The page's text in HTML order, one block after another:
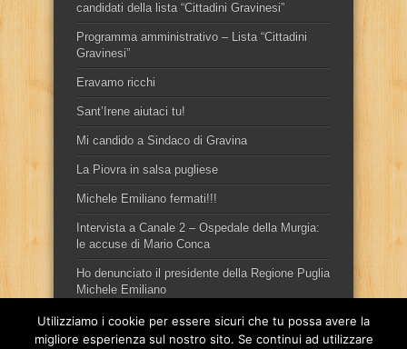
candidati della lista “Cittadini Gravinesi”
Programma amministrativo – Lista “Cittadini
Gravinesi”
Eravamo ricchi
Sant’Irene aiutaci tu!
Mi candido a Sindaco di Gravina
La Piovra in salsa pugliese
Michele Emiliano fermati!!!
Intervista a Canale 2 – Ospedale della Murgia:
le accuse di Mario Conca
Ho denunciato il presidente della Regione Puglia
Michele Emiliano
Utilizziamo i cookie per essere sicuri che tu possa avere la
migliore esperienza sul nostro sito. Se continui ad utilizzare